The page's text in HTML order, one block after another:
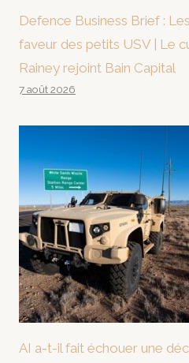
Defence Business Brief :
faveur des petits USV | Le
Rainey rejoint Bain Capital
7 août 2026
AI a-t-il fait échouer une